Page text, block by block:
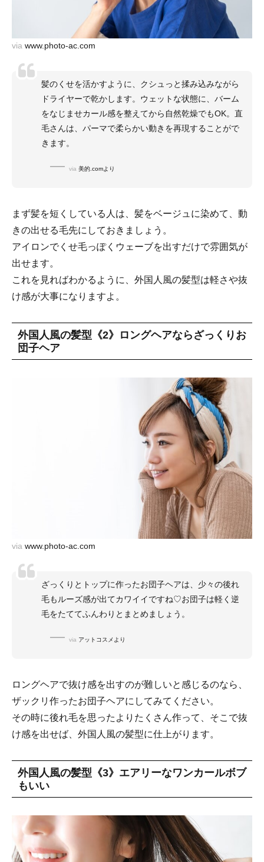
via www.photo-ac.com
髪のくせを活かすように、クシュっと揉み込みながら
ドライヤーで乾かします。ウェットな状態に、バーム
をなじませカール感を整えてから自然乾燥でもOK。直
毛さんは、パーマで柔らかい動きを再現することがで
きます。
via 美的.comより
まず髪を短くしている人は、髪をベージュに染めて、動
きの出せる毛先にしておきましょう。
アイロンでくせ毛っぽくウェーブを出すだけで雰囲気が
出せます。
これを見ればわかるように、外国人風の髪型は軽さや抜
け感が大事になりますよ。
外国人風の髪型《2》ロングヘアならざっくりお
団子ヘア
via www.photo-ac.com
ざっくりとトップに作ったお団子ヘアは、少々の後れ
毛もルーズ感が出てカワイイですね♡お団子は軽く逆
毛をたててふんわりとまとめましょう。
via アットコスメより
ロングヘアで抜け感を出すのが難しいと感じるのなら、
ザックリ作ったお団子ヘアにしてみてください。
その時に後れ毛を思ったよりたくさん作って、そこで抜
け感を出せば、外国人風の髪型に仕上がります。
外国人風の髪型《3》エアリーなワンカールボブ
もいい